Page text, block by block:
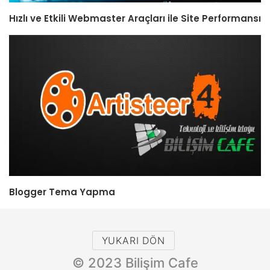
Hızlı ve Etkili Webmaster Araçları ile Site Performansı
Blogger Tema Yapma
YUKARI DÖN
© 2023 Bilişim Cafe